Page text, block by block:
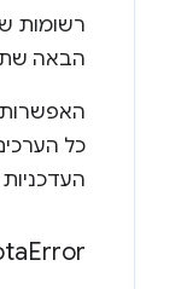
רשומות
הבאה
האפשרות
כל
Error